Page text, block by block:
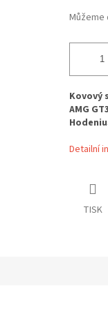
Můžeme
Kovový
AMG
Detailní
TISK